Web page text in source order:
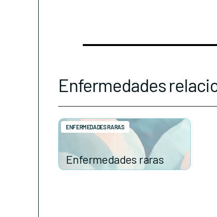
Enfermedades
Enfermedades raras
ENFERMEDADES RARAS